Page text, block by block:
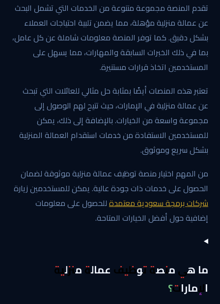
تقدم المنصة مجموعة متنوعة من الخدمات التي تشمل البحث
عن عمالة منزلية مؤهلة، مما يضمن تلبية احتياجات العملاء
بشكل دقيق. كما توفر المنصة معلومات شاملة عن كل عامل،
بما في ذلك الخبرات السابقة والمهارات، مما يسهل على
المستخدمين اتخاذ قرارات مستنيرة.
تعتبر هذه المنصات أيضًا بمثابة حل مثالي للعائلات التي تبحث
عن عمالة منزلية في الإمارات، حيث تتيح لهم الوصول إلى
مجموعة واسعة من الخيارات. بالإضافة إلى ذلك، يمكن
للمستخدمين الاستفادة من خدمات استقدام العمالة المنزلية
بشكل سريع وموثوق.
من المهم اختيار منصة توظيف عمالة منزلية موثوقة لضمان
الحصول على خدمات ذات جودة عالية. يمكن للمستخدمين زيارة
شركات برمجة سعودية معتمدةللحصول على معلومات
إضافية حول أفضل الخيارات المتاحة.
ما هي منصة توظيف عمالة منزلية
الإمارات؟